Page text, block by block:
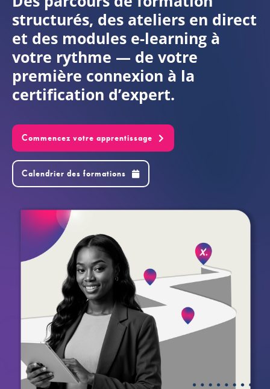
FR
structurés, des ateliers en direct
et des modules e-learning à
votre rythme — de votre
première connexion à la
certification d’expert.
Commencez votre apprentissage
Calendrier des formations